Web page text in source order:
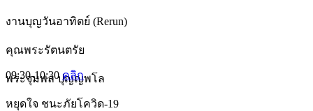
งานบุญวันอาทิตย์ (Rerun)
คุณพระรัตนตรัย
พระจุมพล ปุญญพโล
09:30-10:30 คลิก
หยุดใจ ชนะภัยโควิด-19